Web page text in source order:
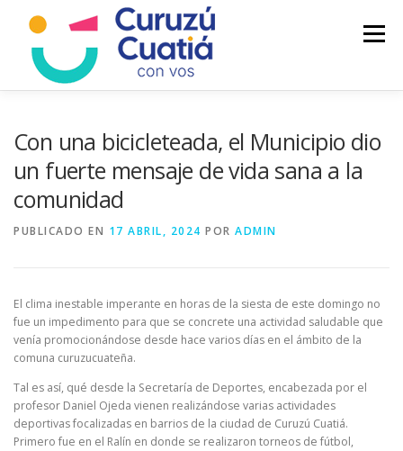
contenido
Menú
AUTOGESTION
Con una bicicleteada, el Municipio dio
un fuerte mensaje de vida sana a la
comunidad
PUBLICADO EN 17 ABRIL, 2024 POR ADMIN
El clima inestable imperante en horas de la siesta de este domingo no
fue un impedimento para que se concrete una actividad saludable que
venía promocionándose desde hace varios días en el ámbito de la
comuna curuzucuateña.
Tal es así, qué desde la Secretaría de Deportes, encabezada por el
profesor Daniel Ojeda vienen realizándose varias actividades
deportivas focalizadas en barrios de la ciudad de Curuzú Cuatiá.
Primero fue en el Ralín en donde se realizaron torneos de fútbol,